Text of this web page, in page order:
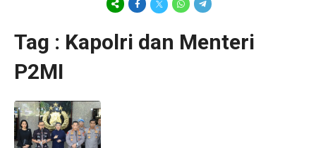
Tag : Kapolri dan Menteri
P2MI